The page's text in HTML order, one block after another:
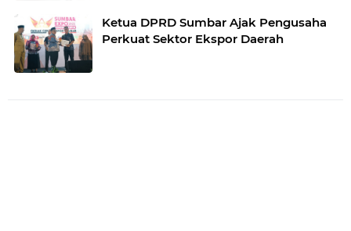
Ketua DPRD Sumbar Ajak Pengusaha
Perkuat Sektor Ekspor Daerah